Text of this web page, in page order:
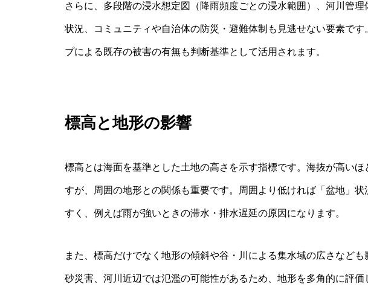
さらに、多段階の浸水想定図（降雨頻度ごとの浸水範囲）、河川管
状況、コミュニティや自治体の防災・避難体制も見逃せない要素で
プによる既存の被害の有無も判断基準として活用されます。
標高と地形の影響
標高とは海面を基準とした土地の高さを示す指標です。海抜が高いほ
すが、周囲の地形との関係も重要です。周囲より低ければ「盆地」
すく、例えば雨が強いときの滞水・排水遅延の原因になります。
また、標高だけでなく地形の傾斜や谷・川による集水域の広さなど
砂災害、河川近辺では氾濫の可能性があるため、地形を多角的に評価